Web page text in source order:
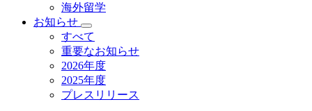
海外留学
お知らせ
すべて
重要なお知らせ
2026年度
2025年度
プレスリリース